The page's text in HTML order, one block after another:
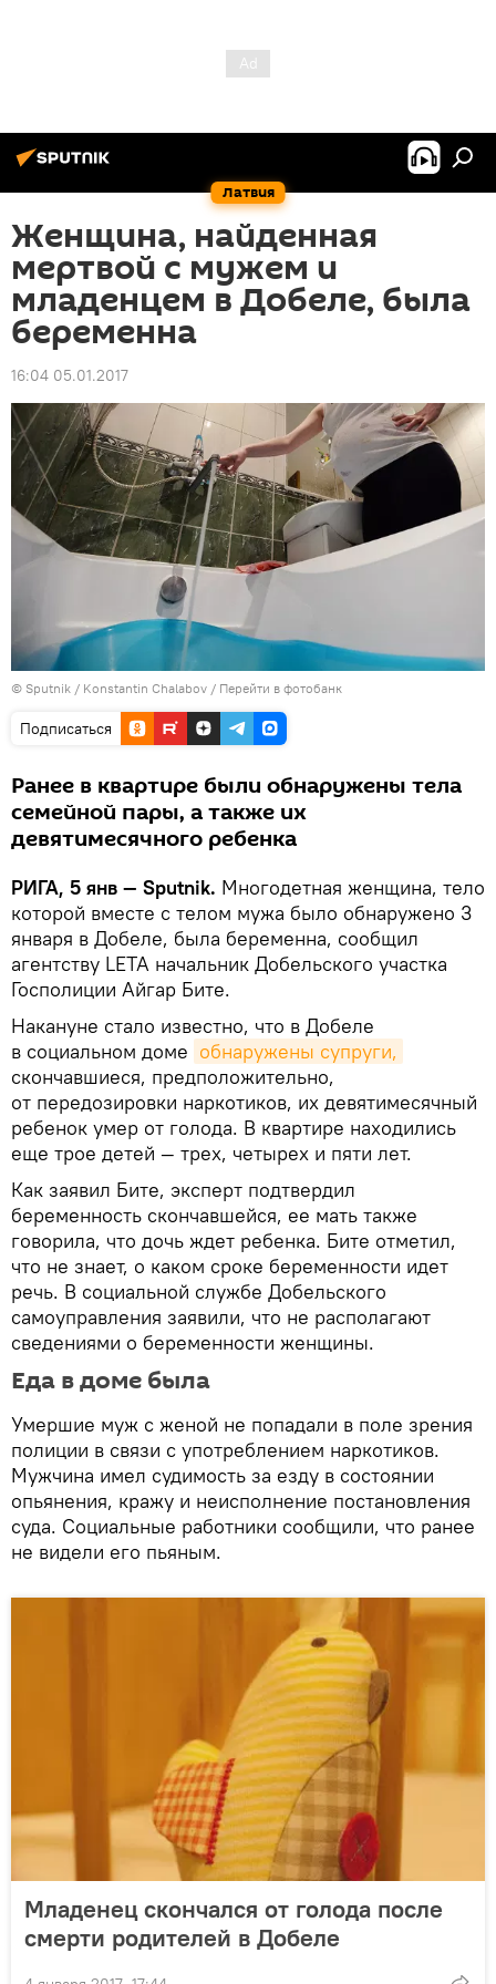
Латвия
Женщина, найденная
мертвой с мужем и
младенцем в Добеле, была
беременна
16:04 05.01.2017
© Sputnik / Konstantin Chalabov / Перейти в фотобанк
Подписаться
Ранее в квартире были обнаружены тела
семейной пары, а также их
девятимесячного ребенка
РИГА, 5 янв — Sputnik. Многодетная женщина, тело
которой вместе с телом мужа было обнаружено 3
января в Добеле, была беременна, сообщил
агентству LETA начальник Добельского участка
Госполиции Айгар Бите.
Накануне стало известно, что в Добеле
в социальном доме обнаружены супруги,
скончавшиеся, предположительно,
от передозировки наркотиков, их девятимесячный
ребенок умер от голода. В квартире находились
еще трое детей — трех, четырех и пяти лет.
Как заявил Бите, эксперт подтвердил
беременность скончавшейся, ее мать также
говорила, что дочь ждет ребенка. Бите отметил,
что не знает, о каком сроке беременности идет
речь. В социальной службе Добельского
самоуправления заявили, что не располагают
сведениями о беременности женщины.
Еда в доме была
Умершие муж с женой не попадали в поле зрения
полиции в связи с употреблением наркотиков.
Мужчина имел судимость за езду в состоянии
опьянения, кражу и неисполнение постановления
суда. Социальные работники сообщили, что ранее
не видели его пьяным.
Младенец скончался от голода после
смерти родителей в Добеле